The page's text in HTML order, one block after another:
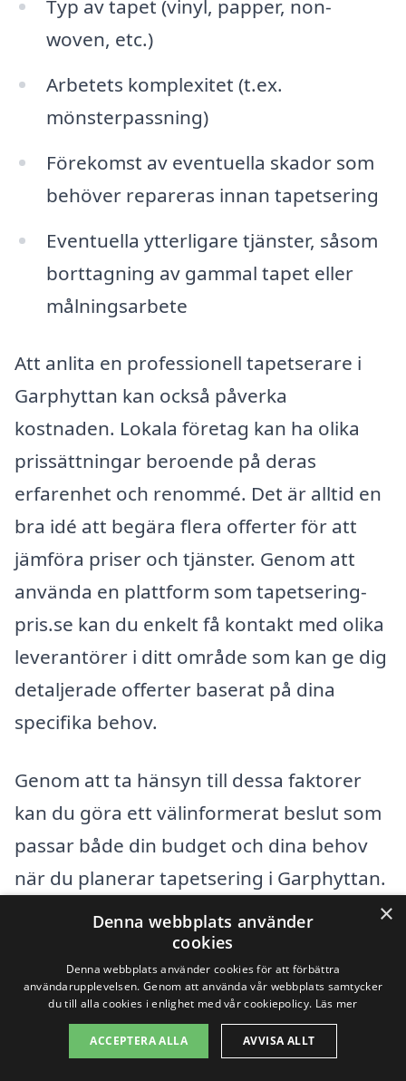
Typ av tapet (vinyl, papper, non-
woven, etc.)
Arbetets komplexitet (t.ex.
mönsterpassning)
Förekomst av eventuella skador som
behöver repareras innan tapetsering
Eventuella ytterligare tjänster, såsom
borttagning av gammal tapet eller
målningsarbete
Att anlita en professionell tapetserare i
Garphyttan kan också påverka
kostnaden. Lokala företag kan ha olika
prissättningar beroende på deras
erfarenhet och renommé. Det är alltid en
bra idé att begära flera offerter för att
jämföra priser och tjänster. Genom att
använda en plattform som tapetsering-
pris.se kan du enkelt få kontakt med olika
leverantörer i ditt område som kan ge dig
detaljerade offerter baserat på dina
specifika behov.
Genom att ta hänsyn till dessa faktorer
kan du göra ett välinformerat beslut som
passar både din budget och dina behov
när du planerar tapetsering i Garphyttan.
Få 3 erbjudanden, gratis och utan
förpliktelser
×
Denna webbplats använder
cookies
Denna webbplats använder cookies för att förbättra
användarupplevelsen. Genom att använda vår webbplats samtycker
du till alla cookies i enlighet med vår cookiepolicy. Läs mer
ACCEPTERA ALLA AVVISA ALLT